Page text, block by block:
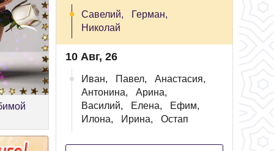
Савелий,
Герман,
Николай
10 Авг, 26
Иван, Павел,
Анастасия,
Антонина,
Арина,
Василий,
Елена,
Ефим,
Илона,
Ирина, Остап